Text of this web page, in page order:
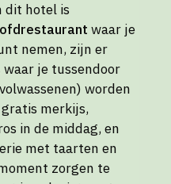
dit hotel is
waar je
nemen, zijn er
waar je tussendoor
worden
merkijs,
in de middag, en
met taarten en
zorgen te